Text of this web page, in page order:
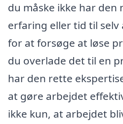
du måske ikke har den
erfaring eller tid til selv
for at forsøge at løse
du overlade det til en
har den rette
at gøre arbejdet
ikke kun, at arbejdet